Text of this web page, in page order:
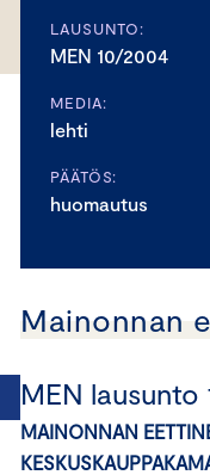
LAUSUNTO:
MEN 10/2004
MEDIA:
lehti
PÄÄTÖS:
huomautus
Mainonnan
MEN
MAINONNAN